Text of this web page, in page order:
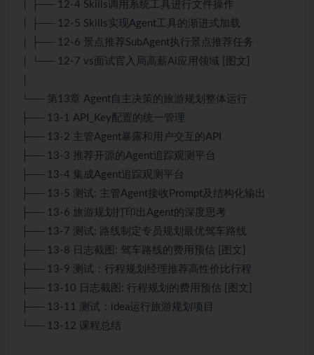
│ ├── 12-4 Skills调用系统工具进行文件操作
│ ├── 12-5 Skills实现Agent工具的渐进式加载
│ ├── 12-6 景点推荐SubAgent执行景点推荐任务
│ └── 12-7 vs面试官入局高薪Ai应用领域 [图文]
└── 第13章 Agent自主决策的旅游规划整体运行
├── 13-1 API_Key配置的统一管理
├── 13-2 主管Agent暴露和用户交互的API
├── 13-3 推荐开源的Agent追踪观测平台
├── 13-4 集成Agent追踪观测平台
├── 13-5 测试: 主管Agent接收Prompt及结构化输出
├── 13-6 旅游规划打印出Agent的深度思考
├── 13-7 测试: 路线制定专员规划最优驾车路线
├── 13-8 日志截图: 驾车路线的费用预估 [图文]
├── 13-9 测试：行程规划经理推荐高性价比行程
├── 13-10 日志截图: 行程规划的费用预估 [图文]
├── 13-11 测试：idea运行旅游规划项目
└── 13-12 课程总结